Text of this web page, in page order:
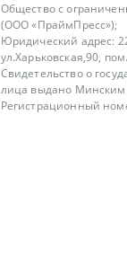
Общество с
(ООО «ПраймПресс»);
Юридический адрес:
ул.Харьковская,90,
Свидетельство о
лица выдано Минским
Регистрационный